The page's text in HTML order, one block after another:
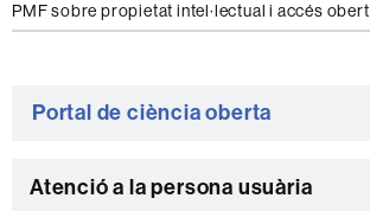
PMF sobre propietat intel·lectual i accés obert
Portal de ciència oberta
C
Atenció a la persona usuària